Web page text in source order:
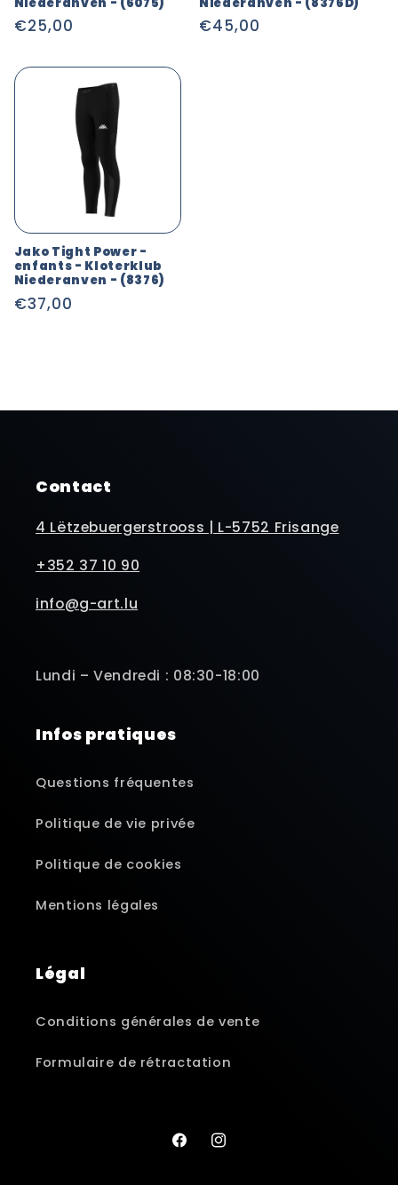
Prix
€25,00
Prix
€45,00
Jako Tight Power -
enfants - Kloterklub
Niederanven - (8376)
Prix
€37,00
Contact
4 Lëtzebuergerstrooss | L-5752 Frisange
+352 37 10 90
info@g-art.lu
Lundi – Vendredi : 08:30-18:00
Infos pratiques
Questions fréquentes
Politique de vie privée
Politique de cookies
Mentions légales
Légal
Conditions générales de vente
Formulaire de rétractation
FacebookInstagram